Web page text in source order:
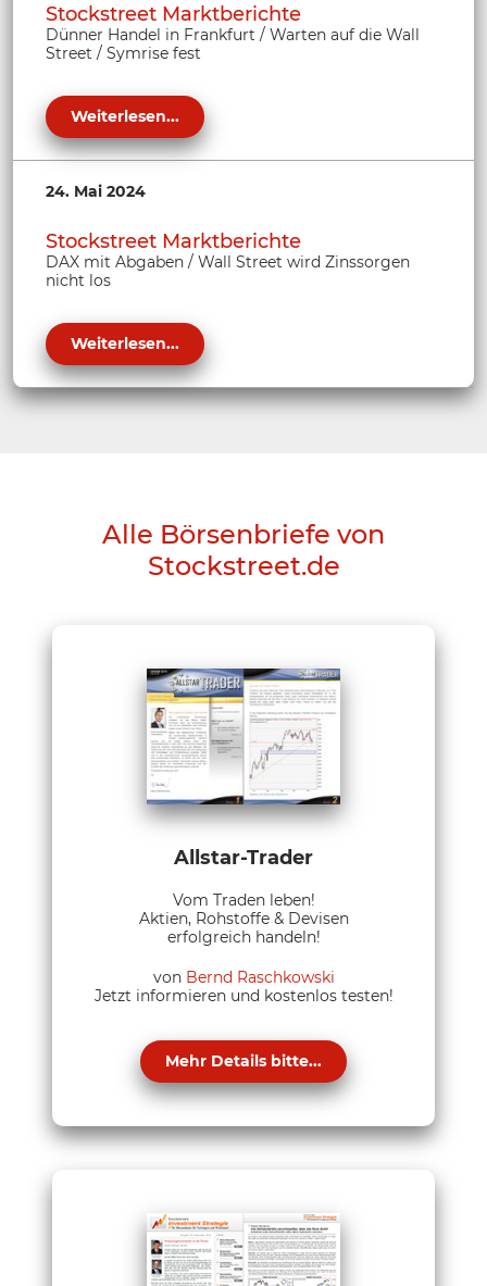
Stockstreet Marktberichte
Dünner Handel in Frankfurt / Warten auf die Wall
Street / Symrise fest
Weiterlesen...
24. Mai 2024
Stockstreet Marktberichte
DAX mit Abgaben / Wall Street wird Zinssorgen
nicht los
Weiterlesen...
Alle Börsenbriefe von
Stockstreet.de
Allstar-Trader
Vom Traden leben!
Aktien, Rohstoffe & Devisen
erfolgreich handeln!
von Bernd Raschkowski
Jetzt informieren und kostenlos testen!
Mehr Details bitte...